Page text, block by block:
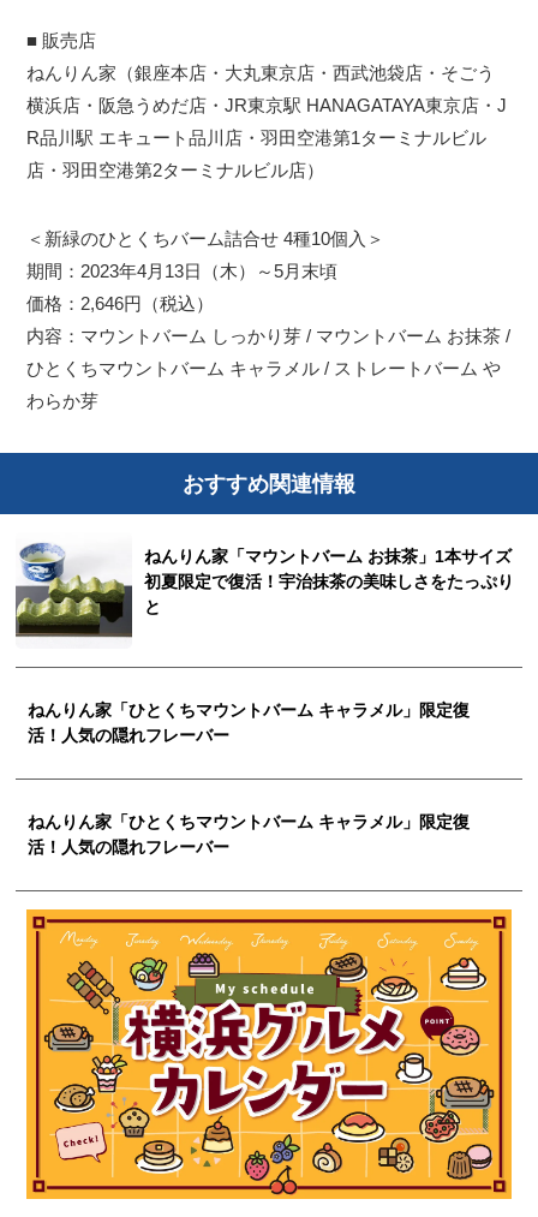
■ 販売店
ねんりん家（銀座本店・大丸東京店・西武池袋店・そごう
横浜店・阪急うめだ店・JR東京駅 HANAGATAYA東京店・J
R品川駅 エキュート品川店・羽田空港第1ターミナルビル
店・羽田空港第2ターミナルビル店）
＜新緑のひとくちバーム詰合せ 4種10個入＞
期間：2023年4月13日（木）～5月末頃
価格：2,646円（税込）
内容：マウントバーム しっかり芽 / マウントバーム お抹茶 /
ひとくちマウントバーム キャラメル / ストレートバーム や
わらか芽
おすすめ関連情報
ねんりん家「マウントバーム お抹茶」1本サイズ
初夏限定で復活！宇治抹茶の美味しさをたっぷり
と
ねんりん家「ひとくちマウントバーム キャラメル」限定復
活！人気の隠れフレーバー
ねんりん家「ひとくちマウントバーム キャラメル」限定復
活！人気の隠れフレーバー